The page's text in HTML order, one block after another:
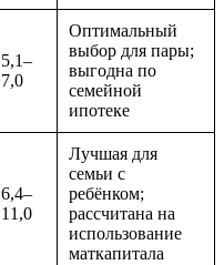
5,1–
7,0
Оптимальный
выбор для пары;
выгодна по
семейной
ипотеке
6,4–
11,0
Лучшая для
семьи с
ребёнком;
рассчитана на
использование
маткапитала